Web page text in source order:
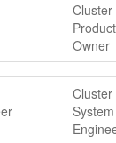
Cluster
Product
Owner
Cluster
System